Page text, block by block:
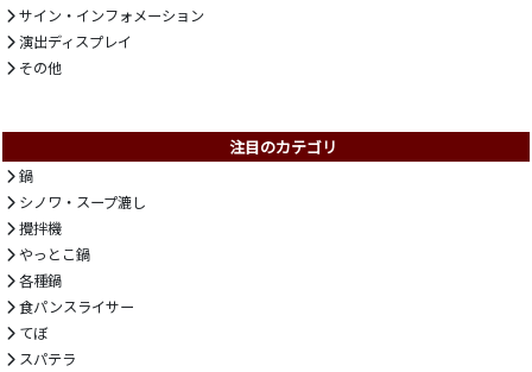
サイン・インフォメーション
演出ディスプレイ
その他
注目のカテゴリ
鍋
シノワ・スープ漉し
攪拌機
やっとこ鍋
各種鍋
食パンスライサー
てぼ
スパテラ